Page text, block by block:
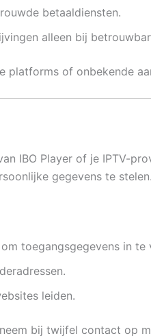
betaaldiensten.
alleen bij
platforms of onbekende
IBO Player of je IPTV-
gegevens te stelen.
toegangsgegevens in te
leiden.
bij twijfel contact op